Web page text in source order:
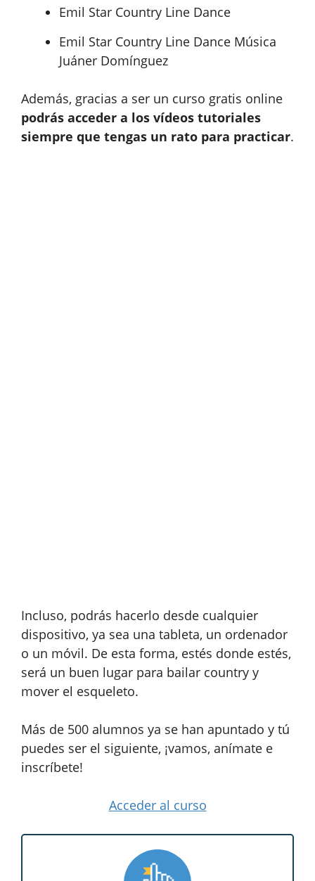
Emil Star Country Line Dance
Emil Star Country Line Dance Música
Juáner Domínguez
Además, gracias a ser un curso gratis online
podrás acceder a los vídeos tutoriales
siempre que tengas un rato para practicar.
Incluso, podrás hacerlo desde cualquier
dispositivo, ya sea una tableta, un ordenador
o un móvil. De esta forma, estés donde estés,
será un buen lugar para bailar country y
mover el esqueleto.
Más de 500 alumnos ya se han apuntado y tú
puedes ser el siguiente, ¡vamos, anímate e
inscríbete!
Acceder al curso